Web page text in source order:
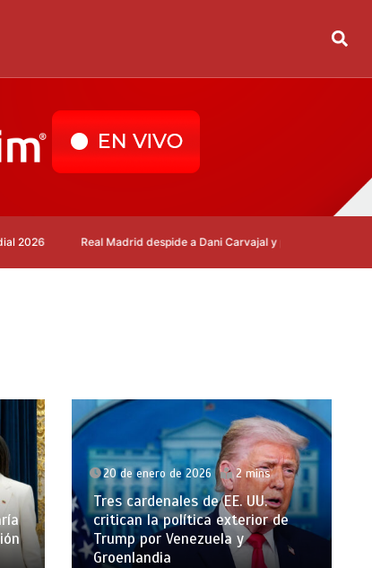
Real Madrid despide a Dani Carvajal y prepara el regreso de Mourinho
20 de enero de 2026 2 mins
Tres cardenales de EE. UU.
critican la política exterior de
Trump por Venezuela y
Groenlandia